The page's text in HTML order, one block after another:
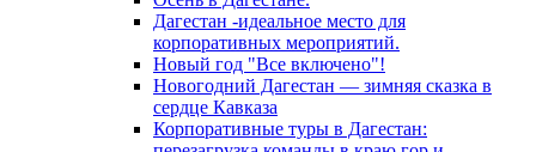
Дагестан -идеальное место для
корпоративных мероприятий.
Новый год "Все включено"!
Новогодний Дагестан — зимняя сказка в
сердце Кавказа
Корпоративные туры в Дагестан: